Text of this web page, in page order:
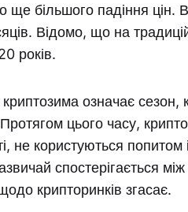
ще більшого падіння цін.
Відомо, що на
років.
криптозима означає
цього часу,
не користуються попитом
спостерігається
крипторинків згасає.